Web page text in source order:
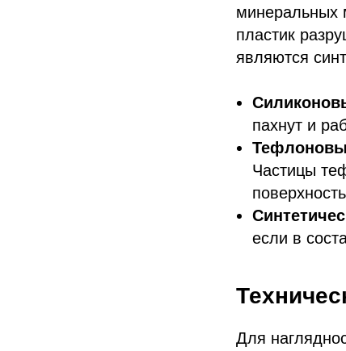
минеральных
пластик
являются
пахнут и
Частицы
если в
Для